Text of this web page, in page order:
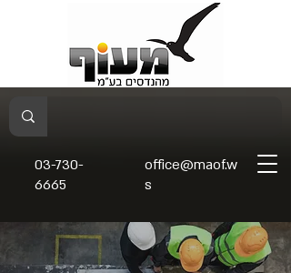
03-730-
6665
office@maof.w
s